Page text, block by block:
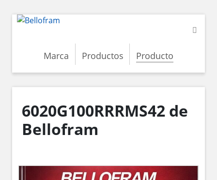
Marca Productos Producto
6020G100RRRMS42 de
Bellofram